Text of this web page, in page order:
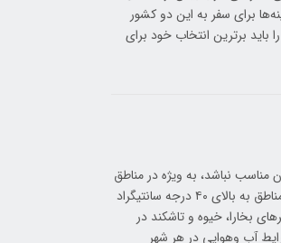
برای سفر به این دو کشور
باید برترین انتخاب خود برای
نباشد، به ویژه در مناطق
بیابانی مانند نواحی اطراف خیوه، بخارا و ناووی دمای هوا در برخی مناطق به بالای ۴۰ درجه سانتیگراد
بخارا، خیوه و تاشکند در
آب وهوایی در هر شهر